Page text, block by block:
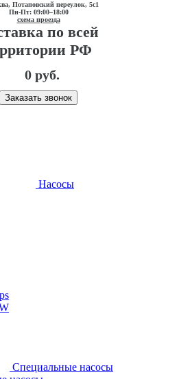
Потаповский переулок, 5с1
Пн-Пт: 09:00–18:00
схема проезда
по всей
РФ
0 руб.
Заказать звонок
Насосы
Специальные насосы